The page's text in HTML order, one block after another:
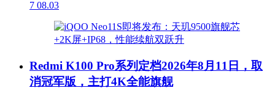
7 08.03
Redmi K100 Pro系列定档2026年8月11日，取
消冠军版，主打4K全能旗舰